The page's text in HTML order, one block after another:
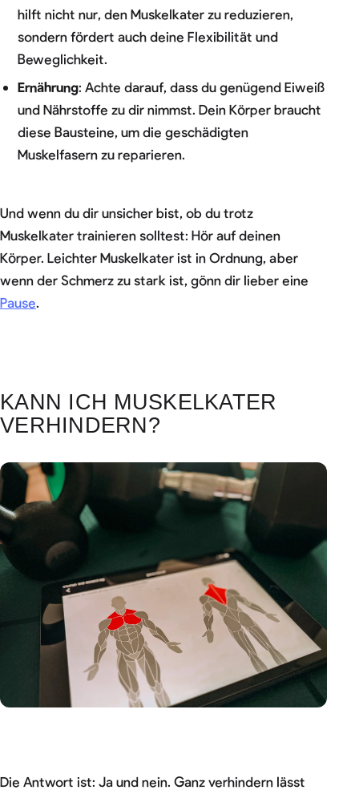
hilft nicht nur, den Muskelkater zu reduzieren,
sondern fördert auch deine Flexibilität und
Beweglichkeit.
Ernährung: Achte darauf, dass du genügend Eiweiß
und Nährstoffe zu dir nimmst. Dein Körper braucht
diese Bausteine, um die geschädigten
Muskelfasern zu reparieren.
Und wenn du dir unsicher bist, ob du trotz
Muskelkater trainieren solltest: Hör auf deinen
Körper. Leichter Muskelkater ist in Ordnung, aber
wenn der Schmerz zu stark ist, gönn dir lieber eine
Pause.
KANN ICH MUSKELKATER
VERHINDERN?
Die Antwort ist: Ja und nein. Ganz verhindern lässt